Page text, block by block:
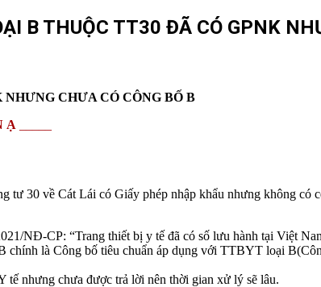
B THUỘC TT30 ĐÃ CÓ GPNK
CHƯA CÓ CÔNG BỐ B
Ạ
30 về Cát Lái có Giấy phép nhập khẩu nhưng không có
NĐ-CP: “Trang thiết bị y tế đã có số lưu hành tại Việt
là Công bố tiêu chuẩn áp dụng với TTBYT loại
tế nhưng chưa được trả lời nên thời gian xử lý sẽ lâu.